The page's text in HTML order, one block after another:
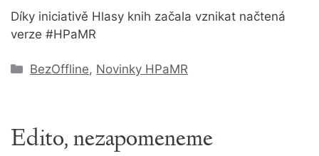
Díky iniciativě Hlasy knih začala vznikat načtená
verze #HPaMR
Rubriky
BezOffline, Novinky HPaMR
Edito, nezapomeneme